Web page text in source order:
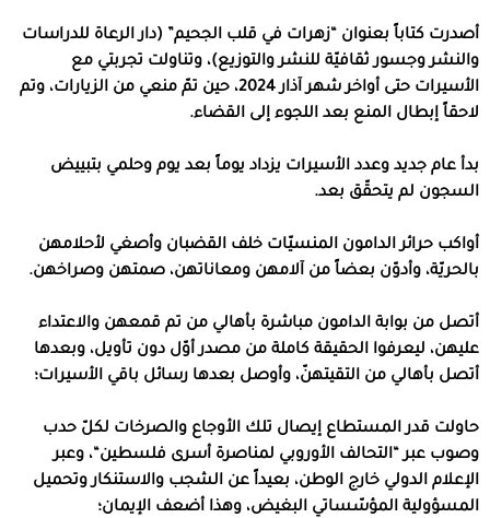
أصدرت كتاباً بعنوان “زهرات في قلب الجحيم” (دار الرعاة للدراسات
والنشر وجسور ثقافيّة للنشر والتوزيع)، وتناولت تجربتي مع
الأسيرات حتى أواخر شهر آذار2024
، حين تمّ منعي من الزيارات، وتم
لاحقاً إبطال المنع بعد اللجوء إلى القضاء.
بدأ عام جديد وعدد الأسيرات يزداد يوماً بعد يوم وحلمي بتبييض
السجون لم يتحقّق بعد.
أواكب حرائر الدامون المنسيّات خلف القضبان وأصغي لأحلامهن
بالحريّة، وأدوّن بعضاً من آلامهن ومعاناتهن، صمتهن وصراخهن.
أتصل من بوابة الدامون مباشرة بأهالي من تم قمعهن والاعتداء
عليهن، ليعرفوا الحقيقة كاملة من مصدر أوّل دون تأويل، وبعدها
أتصل بأهالي من التقيتهنّ، وأوصل بعدها رسائل باقي الأسيرات؛
حاولت قدر المستطاع إيصال تلك الأوجاع والصرخات لكلّ حدب
وصوب عبر“التحالف الأوروبي لمناصرة أسرى فلسطين“، وعبر
الإعلام الدولي خارج الوطن، بعيداً عن الشجب والاستنكار وتحميل
المسؤولية المؤسّساتي البغيض، وهذا أضعف الإيمان؛